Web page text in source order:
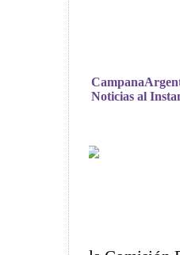
Noticias al